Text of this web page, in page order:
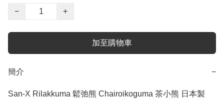
−
+
加至購物車
簡介 −
San-X Rilakkuma 鬆弛熊 Chairoikoguma 茶小熊 日本製